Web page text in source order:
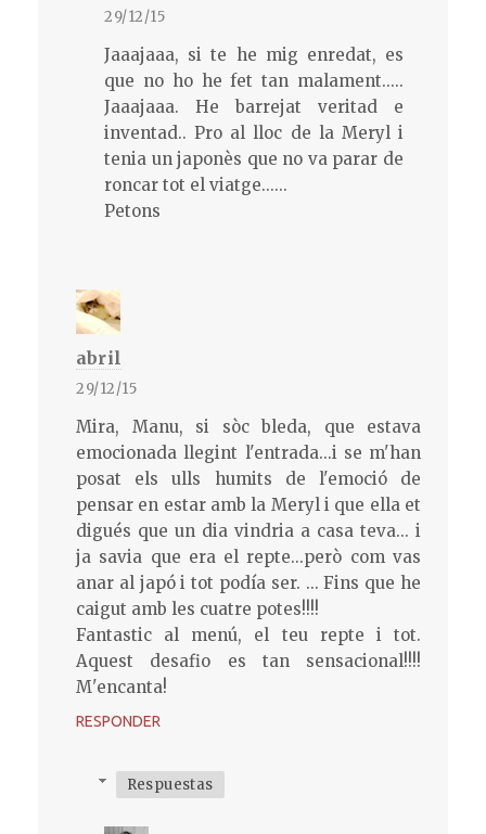
29/12/15
Jaaajaaa, si te he mig enredat, es
que no ho he fet tan malament.....
Jaaajaaa. He barrejat veritad e
inventad.. Pro al lloc de la Meryl i
tenia un japonès que no va parar de
roncar tot el viatge......
Petons
abril
29/12/15
Mira, Manu, si sòc bleda, que estava
emocionada llegint l'entrada...i se m'han
posat els ulls humits de l'emoció de
pensar en estar amb la Meryl i que ella et
digués que un dia vindria a casa teva... i
ja savia que era el repte...però com vas
anar al japó i tot podía ser. ... Fins que he
caigut amb les cuatre potes!!!!
Fantastic al menú, el teu repte i tot.
Aquest desafio es tan sensacional!!!!
M'encanta!
RESPONDER
Respuestas